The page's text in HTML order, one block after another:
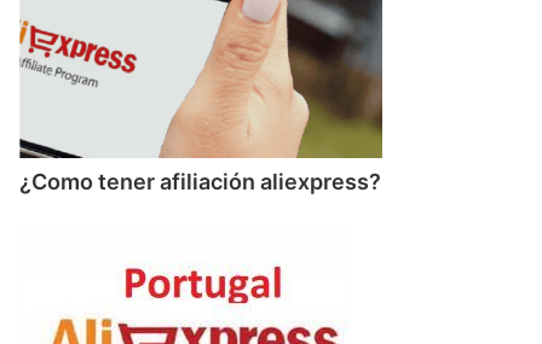
¿Como tener afiliación aliexpress?